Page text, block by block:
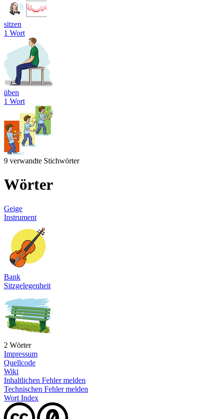
sitzen
1 Wort
üben
1 Wort
9 verwandte Stichwörter
Wörter
Geige
Instrument
Bank
Sitzgelegenheit
2 Wörter
Impressum
Quellcode
Wiki
Inhaltlichen Fehler melden
Technischen Fehler melden
Wort Index